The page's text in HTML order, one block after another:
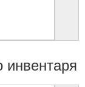
инвентаря